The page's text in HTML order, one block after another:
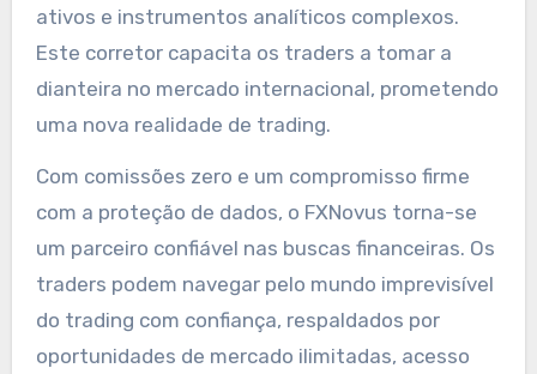
ativos e instrumentos analíticos complexos.
Este corretor capacita os traders a tomar a
dianteira no mercado internacional, prometendo
uma nova realidade de trading.
Com comissões zero e um compromisso firme
com a proteção de dados, o FXNovus torna-se
um parceiro confiável nas buscas financeiras. Os
traders podem navegar pelo mundo imprevisível
do trading com confiança, respaldados por
oportunidades de mercado ilimitadas, acesso